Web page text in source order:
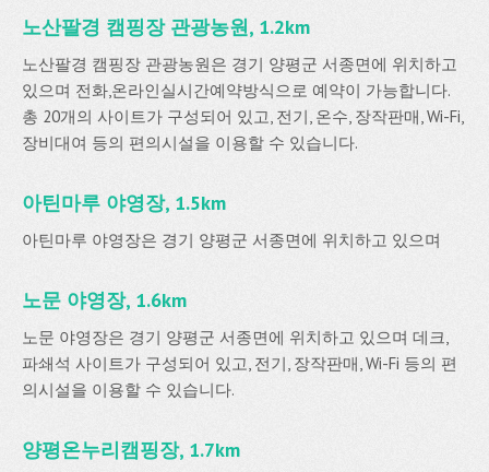
노산팔경 캠핑장 관광농원, 1.2km
노산팔경 캠핑장 관광농원은 경기 양평군 서종면에 위치하고
있으며 전화,온라인실시간예약방식으로 예약이 가능합니다.
총 20개의 사이트가 구성되어 있고, 전기, 온수, 장작판매, Wi-Fi,
장비대여 등의 편의시설을 이용할 수 있습니다.
아틴마루 야영장, 1.5km
아틴마루 야영장은 경기 양평군 서종면에 위치하고 있으며
노문 야영장, 1.6km
노문 야영장은 경기 양평군 서종면에 위치하고 있으며 데크,
파쇄석 사이트가 구성되어 있고, 전기, 장작판매, Wi-Fi 등의 편
의시설을 이용할 수 있습니다.
양평온누리캠핑장, 1.7km